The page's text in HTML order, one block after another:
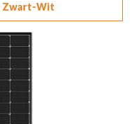
Zwart-Wit